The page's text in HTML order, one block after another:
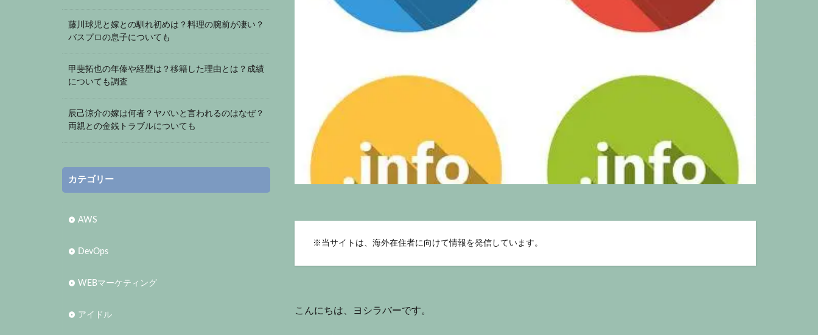
※ 当サイトは、海外在住者に向けて情報を発信しています。
こんにちは、ヨシラバーです。
藤川球児と嫁との馴れ初めは？料理の腕前が凄い？
バスプロの息子についても
甲斐拓也の年俸や経歴は？移籍した理由とは？成績
についても調査
辰己涼介の嫁は何者？ヤバいと言われるのはなぜ？
両親との金銭トラブルについても
カテゴリー
AWS
DevOps
WEBマーケティング
アイドル